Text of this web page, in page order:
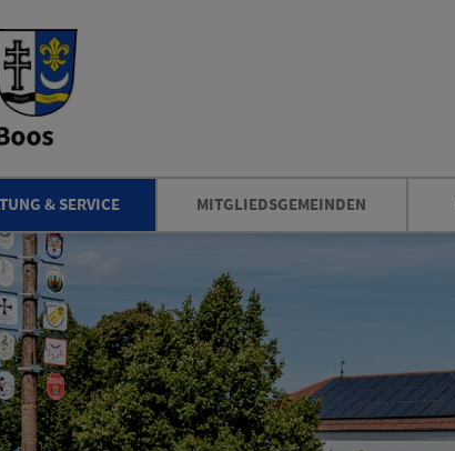
& SERVICE MITGLIEDSGEMEINDEN